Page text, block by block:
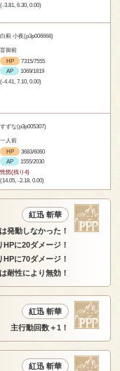
(-3.81, 6.30, 0.00)
白薊 小夜(p3p006668)
盲御前
HP
7315/7555
AP
1069/1819
(-4.41, 7.10, 0.00)
すずな(p3p005307)
一人前
HP
3683/6060
AP
1555/2030
恍惚(残り4)
(14.05, -2.18, 0.00)
紅迅 斬華
発動しなかった！
に20ダメージ！
に70ダメージ！
耐性により無効！
紅迅 斬華
主行動回数＋1！
紅迅 斬華